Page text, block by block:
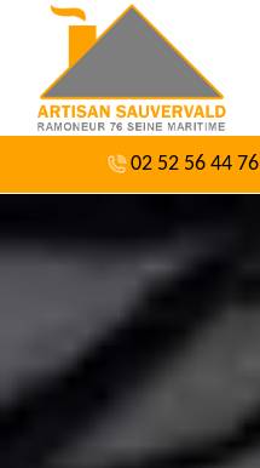
02 52 56 44 76